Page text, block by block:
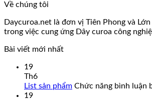
Về chúng tôi
Daycuroa.net là đơn vị Tiên Phong và
trong việc cung ứng Dây curoa công
Bài viết mới nhất
19
Th6
List sản phẩm Chức năng bình luận
19